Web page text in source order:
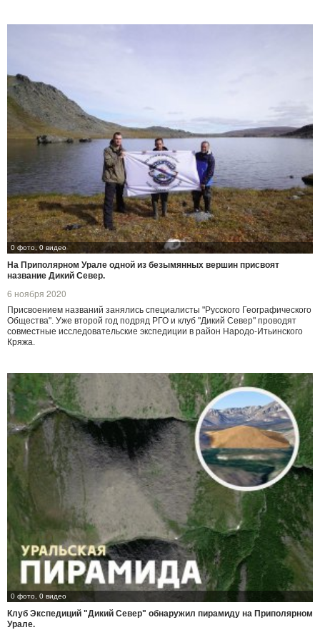
0 фото, 0 видео
На Приполярном Урале одной из безымянных вершин присвоят
название Дикий Север.
6 ноября 2020
Присвоением названий занялись специалисты "Русского Географического
Общества". Уже второй год подряд РГО и клуб "Дикий Север" проводят
совместные исследовательские экспедиции в район Народо-Итьинского
Кряжа.
0 фото, 0 видео
Клуб Экспедиций "Дикий Север" обнаружил пирамиду на Приполярном
Урале.